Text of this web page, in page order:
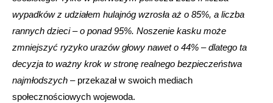
wypadków z udziałem hulajnóg wzrosła aż o 85%, a liczba
rannych dzieci – o ponad 95%. Noszenie kasku może
zmniejszyć ryzyko urazów głowy nawet o 44% – dlatego ta
decyzja to ważny krok w stronę realnego bezpieczeństwa
najmłodszych – przekazał w swoich mediach
społecznościowych wojewoda.